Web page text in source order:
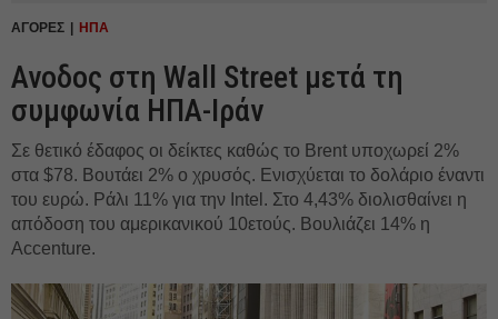
ΑΓΟΡΕΣ ΗΠΑ
Ανοδος στη Wall Street μετά τη
συμφωνία ΗΠΑ-Ιράν
Σε θετικό έδαφος οι δείκτες καθώς το Brent υποχωρεί 2%
στα $78. Βουτάει 2% ο χρυσός. Ενισχύεται το δολάριο έναντι
του ευρώ. Ράλι 11% για την Intel. Στο 4,43% διολισθαίνει η
απόδοση του αμερικανικού 10ετούς. Βουλιάζει 14% η
Accenture.